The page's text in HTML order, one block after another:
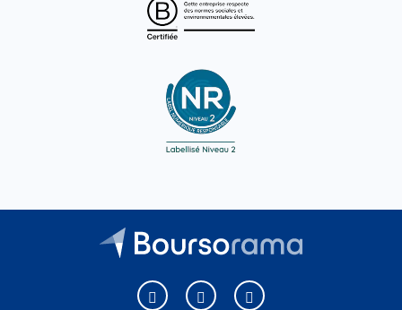
Boursorama sur Facebook
Boursorama sur XBoursorama sur